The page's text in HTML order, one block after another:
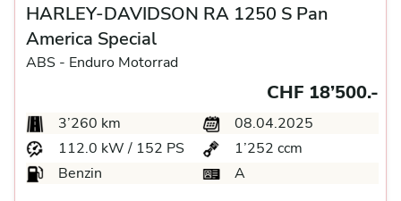
HARLEY-DAVIDSON RA 1250 S Pan
America Special
ABS - Enduro Motorrad
CHF 18’500.-
3’260 km
08.04.2025
112.0 kW / 152 PS
1’252 ccm
Benzin
A